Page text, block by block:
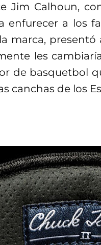
Jim Calhoun,
a los
marca,
les
de basquetbol
canchas de los